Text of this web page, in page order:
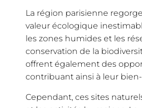
La région parisienne
valeur écologique
les zones humides et les
conservation de la
offrent également des
contribuant ainsi à leur
Cependant, ces sites